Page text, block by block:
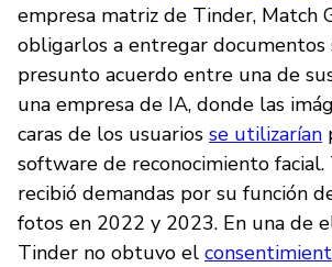
empresa matriz de Tinder, Match
obligarlos a entregar documentos
presunto acuerdo entre una de
una empresa de IA, donde las
caras de los usuarios se utilizarían
software de reconocimiento
recibió demandas por su función
fotos en 2022 y 2023. En una de
Tinder no obtuvo el